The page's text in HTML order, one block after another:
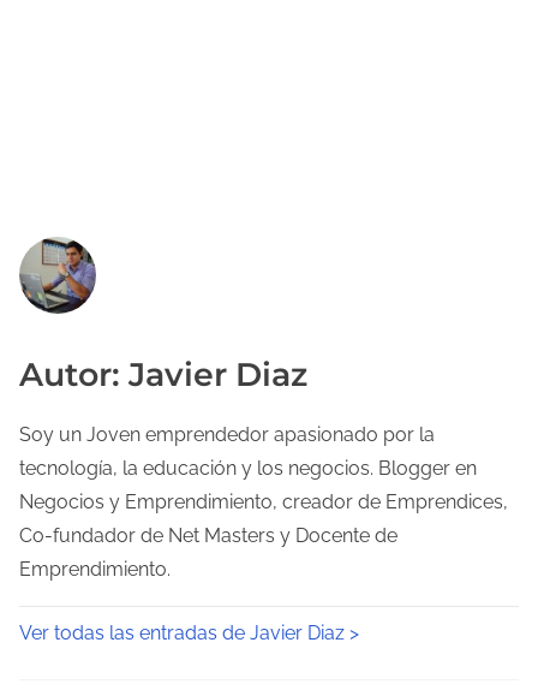
Autor: Javier Diaz
Soy un Joven emprendedor apasionado por la
tecnología, la educación y los negocios. Blogger en
Negocios y Emprendimiento, creador de Emprendices,
Co-fundador de Net Masters y Docente de
Emprendimiento.
Ver todas las entradas de Javier Diaz >